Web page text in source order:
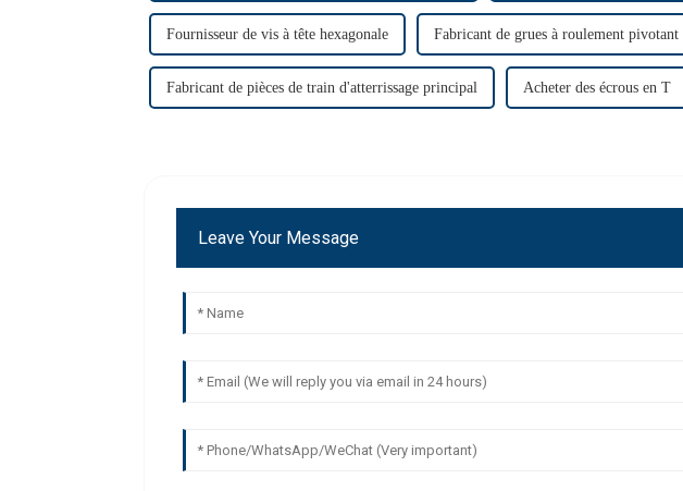
Fournisseur de vis à tête hexagonale Fabricant de grues à roulement pivotant
Fabricant de pièces de train d'atterrissage principal Acheter des écrous en T
Leave Your Message